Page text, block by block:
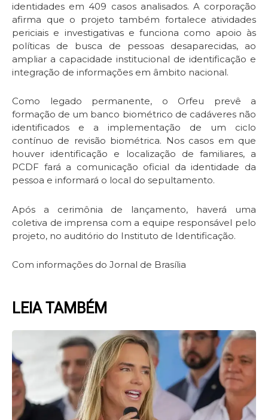
identidades em 409 casos analisados. A corporação
afirma que o projeto também fortalece atividades
periciais e investigativas e funciona como apoio às
políticas de busca de pessoas desaparecidas, ao
ampliar a capacidade institucional de identificação e
integração de informações em âmbito nacional.
Como legado permanente, o Orfeu prevê a
formação de um banco biométrico de cadáveres não
identificados e a implementação de um ciclo
contínuo de revisão biométrica. Nos casos em que
houver identificação e localização de familiares, a
PCDF fará a comunicação oficial da identidade da
pessoa e informará o local do sepultamento.
Após a cerimônia de lançamento, haverá uma
coletiva de imprensa com a equipe responsável pelo
projeto, no auditório do Instituto de Identificação.
Com informações do Jornal de Brasília
LEIA TAMBÉM
PagePagePagePagePage